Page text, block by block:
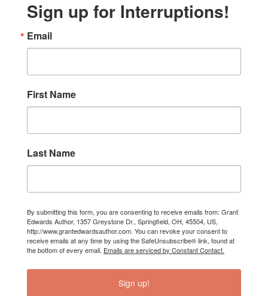
Sign up for Interruptions!
Email
First Name
Last Name
By submitting this form, you are consenting to receive emails from: Grant
Edwards Author, 1357 Greystone Dr., Springfield, OH, 45504, US,
http://www.grantedwardsauthor.com. You can revoke your consent to
receive emails at any time by using the SafeUnsubscribe® link, found at
the bottom of every email. Emails are serviced by Constant Contact.
Sign up!